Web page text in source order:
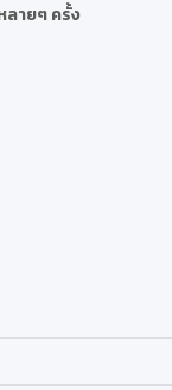
ลายๆ ครั้ง